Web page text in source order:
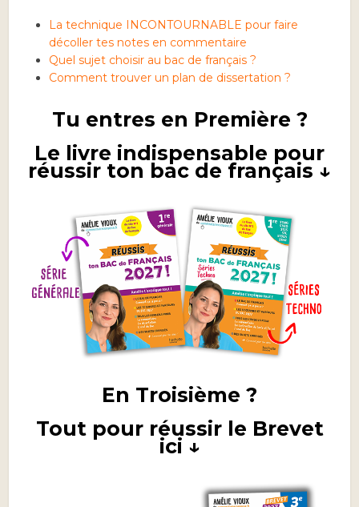
La technique INCONTOURNABLE pour faire
décoller tes notes en commentaire
Quel sujet choisir au bac de français ?
Comment trouver un plan de dissertation ?
Tu entres en Première ?
Le livre indispensable pour
réussir ton bac de français ↓
En Troisième ?
Tout pour réussir le Brevet
ici ↓